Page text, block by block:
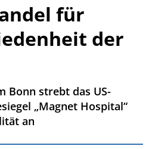
für
der
Bonn strebt das US-
„Magnet Hospital“
an